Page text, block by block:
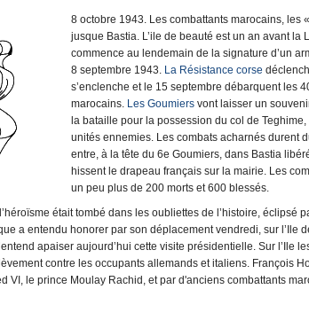
8 octobre 1943. Les combattants marocains, les
jusque Bastia. L’ile de beauté est un an avant
commence au lendemain de la signature d’un
8 septembre 1943. La Résistance corse
s’enclenche et le 15 septembre débarquent les
marocains. Les Goumiers vont laisser un
la bataille pour la possession du col de
unités ennemies. Les combats acharnés durent
entre, à la tête du 6e Goumiers, dans Bastia
hissent le drapeau français sur la mairie. Les
un peu plus de 200 morts et 600 blessés.
était tombé dans les oubliettes de l’histoire, éclipsé
a entendu honorer par son déplacement vendredi, sur l’Ile
apaiser aujourd’hui cette visite présidentielle. Sur l’Ile
contre les occupants allemands et italiens. François
VI, le prince Moulay Rachid, et par d'anciens combattants